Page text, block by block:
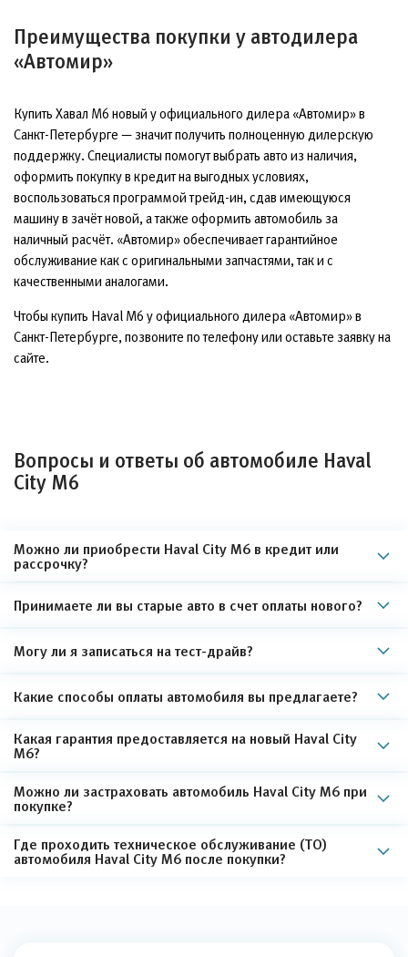
Преимущества покупки у автодилера
«Автомир»
Купить Хавал М6 новый у официального дилера «Автомир» в
Санкт-Петербурге — значит получить полноценную дилерскую
поддержку. Специалисты помогут выбрать авто из наличия,
оформить покупку в кредит на выгодных условиях,
воспользоваться программой трейд-ин, сдав имеющуюся
машину в зачёт новой, а также оформить автомобиль за
наличный расчёт. «Автомир» обеспечивает гарантийное
обслуживание как с оригинальными запчастями, так и с
качественными аналогами.
Чтобы купить Haval M6 у официального дилера «Автомир» в
Санкт-Петербурге, позвоните по телефону или оставьте заявку на
сайте.
Вопросы и ответы об автомобиле Haval
City M6
Можно ли приобрести Haval City M6 в кредит или
рассрочку?
Принимаете ли вы старые авто в счет оплаты нового?
Могу ли я записаться на тест-драйв?
Какие способы оплаты автомобиля вы предлагаете?
Какая гарантия предоставляется на новый Haval City
M6?
Можно ли застраховать автомобиль Haval City M6 при
покупке?
Где проходить техническое обслуживание (ТО)
автомобиля Haval City M6 после покупки?